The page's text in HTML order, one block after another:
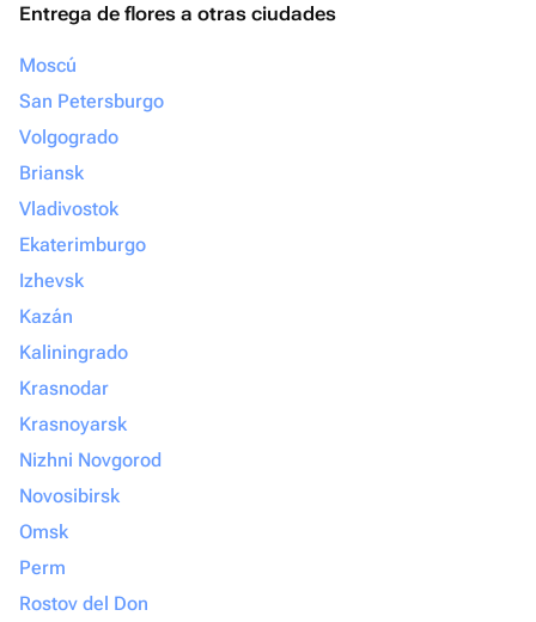
Entrega de flores a otras ciudades
Moscú
San Petersburgo
Volgogrado
Briansk
Vladivostok
Ekaterimburgo
Izhevsk
Kazán
Kaliningrado
Krasnodar
Krasnoyarsk
Nizhni Novgorod
Novosibirsk
Omsk
Perm
Rostov del Don